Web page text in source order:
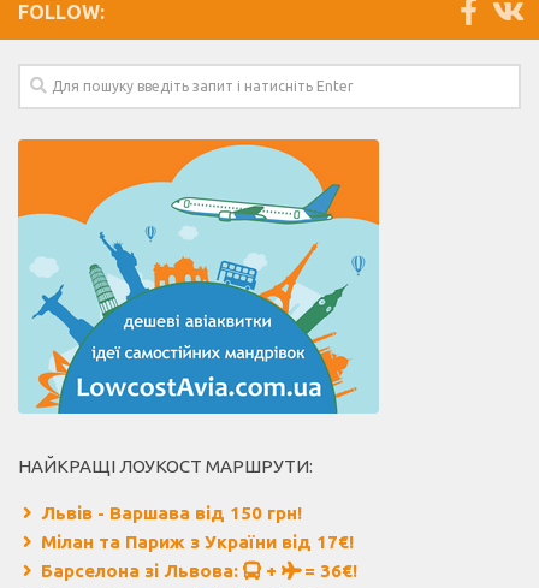
FOLLOW:
НАЙКРАЩІ ЛОУКОСТ МАРШРУТИ:
Львів - Варшава від 150 грн!
Мілан та Париж з України від 17€!
Барселона зі Львова:
+
= 36€!